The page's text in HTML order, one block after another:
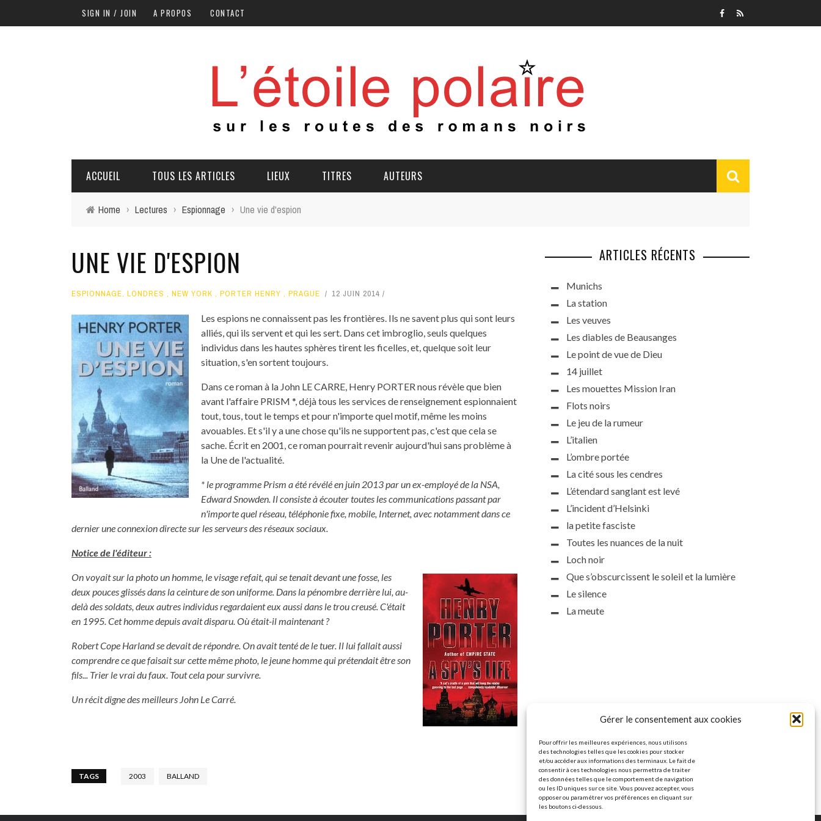
Gérer le consentement aux cookies
Pour offrir les meilleures expériences, nous utilisons
des technologies telles que les cookies pour stocker
et/ou accéder aux informations des terminaux. Le fait de
consentir à ces technologies nous permettra de traiter
des données telles que le comportement de navigation
ou les ID uniques sur ce site. Vous pouvez accepter, vous
opposer ou paramétrer vos préférences en cliquant sur
les boutons ci-dessous.
SIGN IN / JOIN A PROPOS CONTACT
ACCUEIL TOUS LES ARTICLES LIEUX TITRES AUTEURS
Home › Lectures › Espionnage › Une vie d'espion
UNE VIE D'ESPION
ESPIONNAGE, LONDRES , NEW YORK , PORTER HENRY , PRAGUE 12 JUIN 2014
Les espions ne connaissent pas les frontières. Ils ne savent plus qui sont leurs
alliés, qui ils servent et qui les sert. Dans cet imbroglio, seuls quelques
individus dans les hautes sphères tirent les ficelles, et, quelque soit leur
situation, s'en sortent toujours.
Dans ce roman à la John LE CARRE, Henry PORTER nous révèle que bien
avant l'affaire PRISM *, déjà tous les services de renseignement espionnaient
tout, tous, tout le temps et pour n'importe quel motif, même les moins
avouables. Et s'il y a une chose qu'ils ne supportent pas, c'est que cela se
sache. Écrit en 2001, ce roman pourrait revenir aujourd'hui sans problème à
la Une de l'actualité.
* le programme Prism a été révélé en juin 2013 par un ex-employé de la NSA,
Edward Snowden. Il consiste à écouter toutes les communications passant par
n'importe quel réseau, téléphonie fixe, mobile, Internet, avec notamment dans ce
dernier une connexion directe sur les serveurs des réseaux sociaux.
Notice de l'éditeur :
On voyait sur la photo un homme, le visage refait, qui se tenait devant une fosse, les
deux pouces glissés dans la ceinture de son uniforme. Dans la pénombre derrière lui, au-
delà des soldats, deux autres individus regardaient eux aussi dans le trou creusé. C'était
en 1995. Cet homme depuis avait disparu. Où était-il maintenant ?
Robert Cope Harland se devait de répondre. On avait tenté de le tuer. Il lui fallait aussi
comprendre ce que faisait sur cette même photo, le jeune homme qui prétendait être son
fils... Trier le vrai du faux. Tout cela pour survivre.
Un récit digne des meilleurs John Le Carré.
TAGS 2003 BALLAND
ARTICLES RÉCENTS
Munichs
La station
Les veuves
Les diables de Beausanges
Le point de vue de Dieu
14 juillet
Les mouettes Mission Iran
Flots noirs
Le jeu de la rumeur
L’italien
L’ombre portée
La cité sous les cendres
L’étendard sanglant est levé
L’incident d’Helsinki
la petite fasciste
Toutes les nuances de la nuit
Loch noir
Que s’obscurcissent le soleil et la lumière
Le silence
La meute